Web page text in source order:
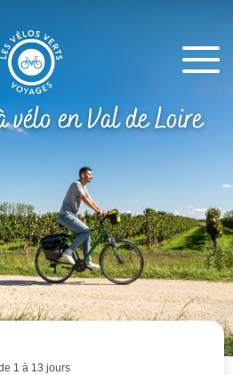
vélo en Val de Loire
1 à 13 jours